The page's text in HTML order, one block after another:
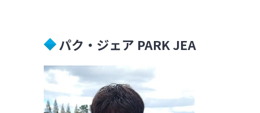
パク・ジェア PARK JEA